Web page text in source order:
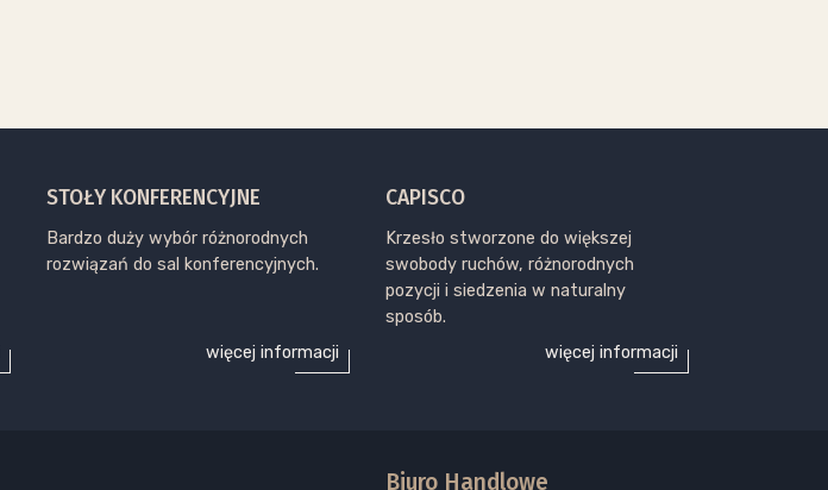
STOŁY KONFERENCYJNE
Bardzo duży wybór różnorodnych
rozwiązań do sal konferencyjnych.
więcej informacji
CAPISCO
Krzesło stworzone do większej
swobody ruchów, różnorodnych
pozycji i siedzenia w naturalny
sposób.
więcej informacji
Biuro Handlowe